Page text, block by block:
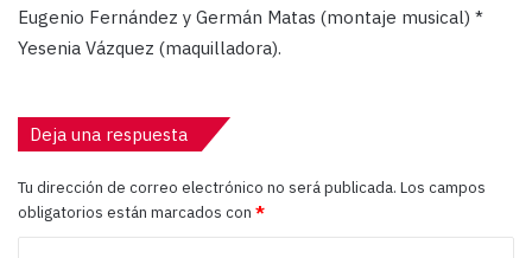
Eugenio Fernández y Germán Matas (montaje musical) *
Yesenia Vázquez (maquilladora).
Deja una respuesta
Tu dirección de correo electrónico no será publicada. Los campos
obligatorios están marcados con *